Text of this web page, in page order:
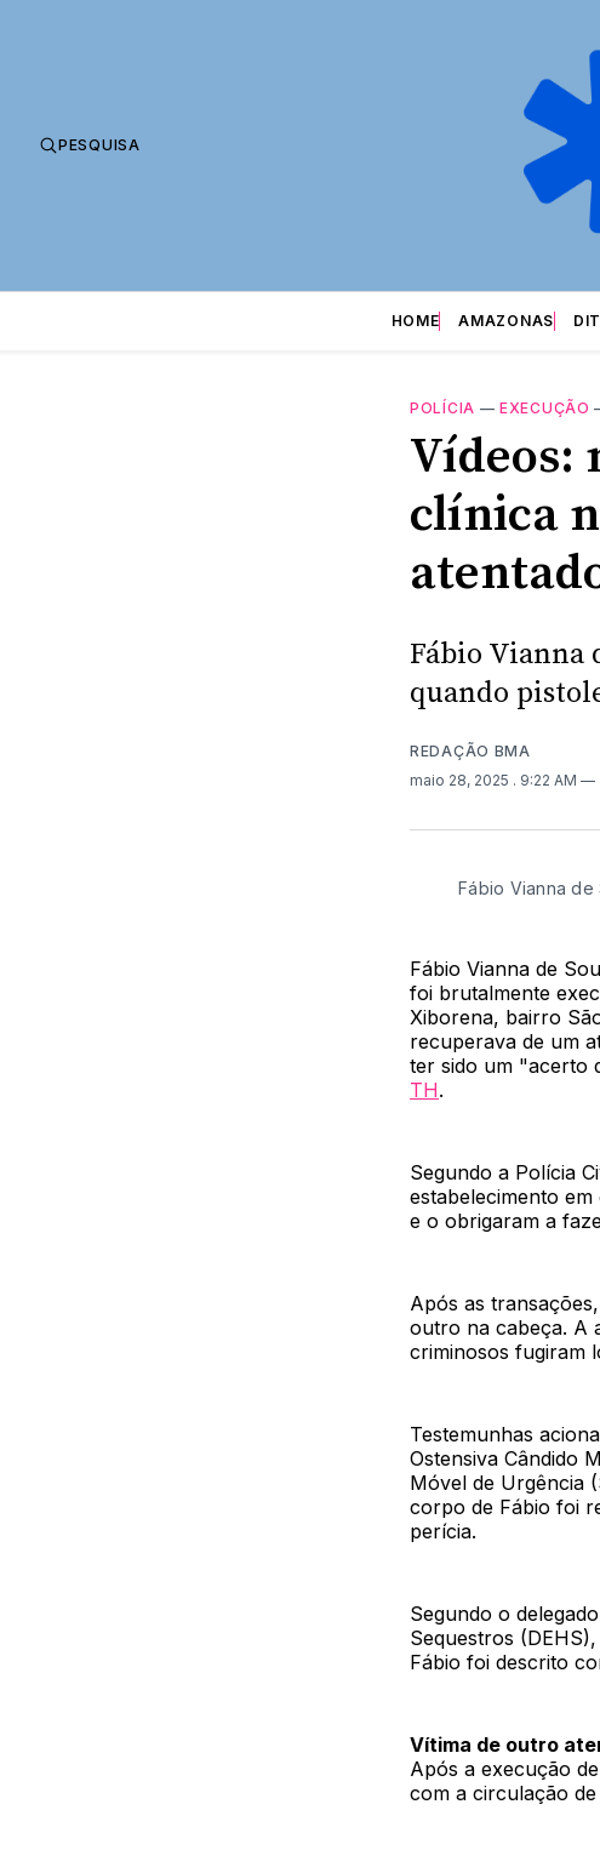
PESQUISA
HOME AMAZONAS
POLÍCIA —EXECUÇÃO
Vídeos:
clínica
Fábio Vianna
quando
REDAÇÃO BMA
maio 28, 2025 . 9:22 AM
Fábio Vianna
Fábio Vianna de
foi brutalmente
Xiborena, bairro
recuperava de um
ter sido um "acerto
TH.
Segundo a Polícia
estabelecimento
e o obrigaram a
Após as
outro na cabeça. A
criminosos fugiram
Testemunhas
Ostensiva Cândido
Móvel de Urgência
corpo de Fábio foi
perícia.
Segundo o
Sequestros
Fábio foi descrito
Vítima de outro
Após a execução
com a circulação